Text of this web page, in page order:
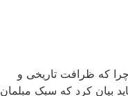
چرا که ظرافت تاریخی و
بیان کرد که سبک مبلمان